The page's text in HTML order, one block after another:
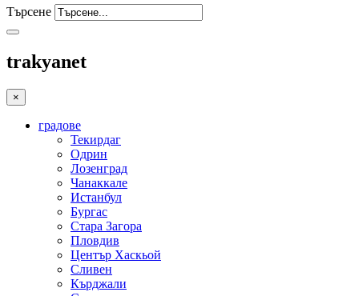
Търсене
trakyanet
×
градове
Текирдаг
Одрин
Лозенград
Чанаккале
Истанбул
Бургас
Стара Загора
Пловдив
Център Хаскьой
Сливен
Кърджали